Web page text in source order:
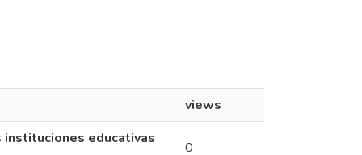
views
educativas
0